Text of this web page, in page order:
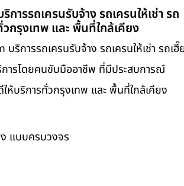
ารรถเครนรับจ้าง รถเครนให้เช่า รถ
วกรุงเทพ และ พื้นที่ใกล้เคียง
การรถเครนรับจ้าง รถเครนให้เช่า รถเฮี๊
การโดยคนขับมืออาชีพ ที่มีประสบการณ์
บริการทั่วกรุงเทพ และ พื้นที่ใกล้เคียง
แบบครบวงจร